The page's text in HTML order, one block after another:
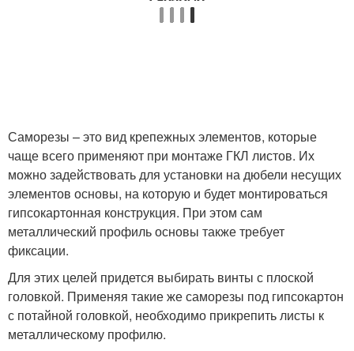
Саморезы – это вид крепежных элементов, которые
чаще всего применяют при монтаже ГКЛ листов. Их
можно задействовать для установки на дюбели несущих
элементов основы, на которую и будет монтироваться
гипсокартонная конструкция. При этом сам
металлический профиль основы также требует
фиксации.
Для этих целей придется выбирать винты с плоской
головкой. Применяя такие же саморезы под гипсокартон
с потайной головкой, необходимо прикрепить листы к
металлическому профилю.